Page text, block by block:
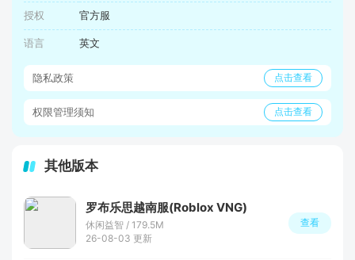
授权 官方服
语言 英文
隐私政策 点击查看
权限管理须知 点击查看
其他版本
罗布乐思越南服(Roblox VNG)
休闲益智 / 179.5M
26-08-03 更新
查看